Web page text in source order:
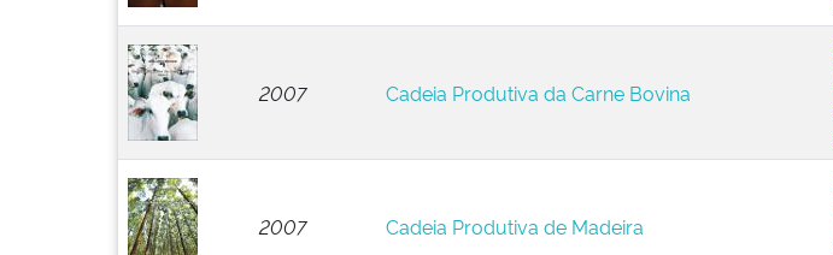
2007 Cadeia Produtiva da Carne Bovina
2007 Cadeia Produtiva de Madeira